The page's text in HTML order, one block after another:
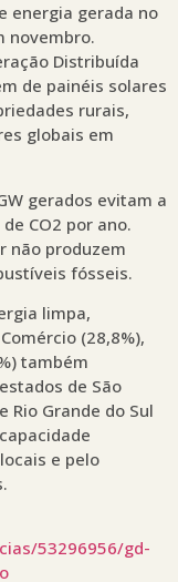
energia gerada no
novembro.
Distribuída
de painéis solares
rurais,
globais em
gerados evitam a
CO2 por ano.
não produzem
fósseis.
limpa,
(28,8%),
também
de São
Rio Grande do Sul
e pelo
53296956/gd-